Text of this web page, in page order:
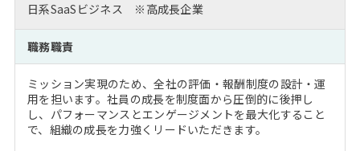
MBA留学生数の推移
MBAを生かす求人特集
外資系／面接攻略のコツ
キャリアに効く一冊
注目企業インタビュー
プロ経営者の特別セミナー
Career Talk Live
MBA NETWORKING
パブリシティ
ニュースリリース
日系SaaSビジネス ※高成長企業
職務職責
ミッション実現のため、全社の評価・報酬制度の設計・運
用を担います。社員の成長を制度面から圧倒的に後押し
し、パフォーマンスとエンゲージメントを最大化すること
で、組織の成長を力強くリードいただきます。